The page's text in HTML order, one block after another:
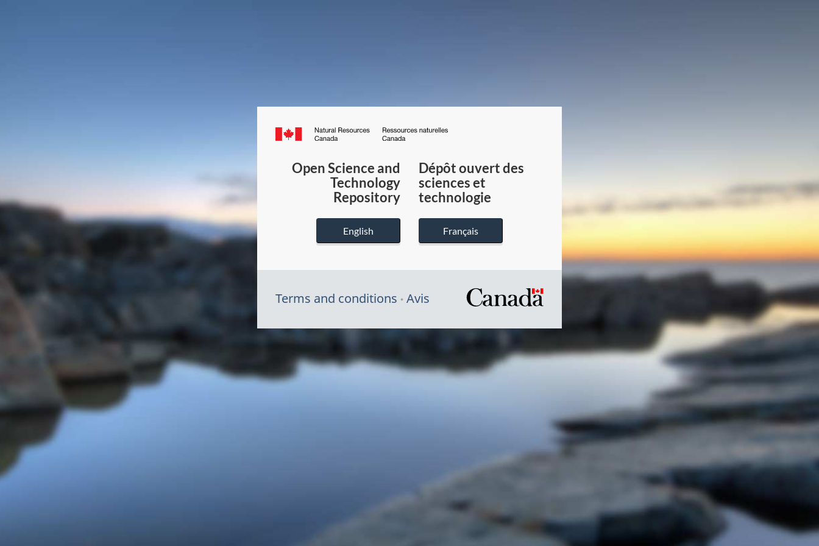
Canada.ca
du
Canada
Open Science and
Technology
Repository
English
Dépôt ouvert des
sciences et
technologie
Français
Terms and conditions Avis
/
Symbole
gouvernement